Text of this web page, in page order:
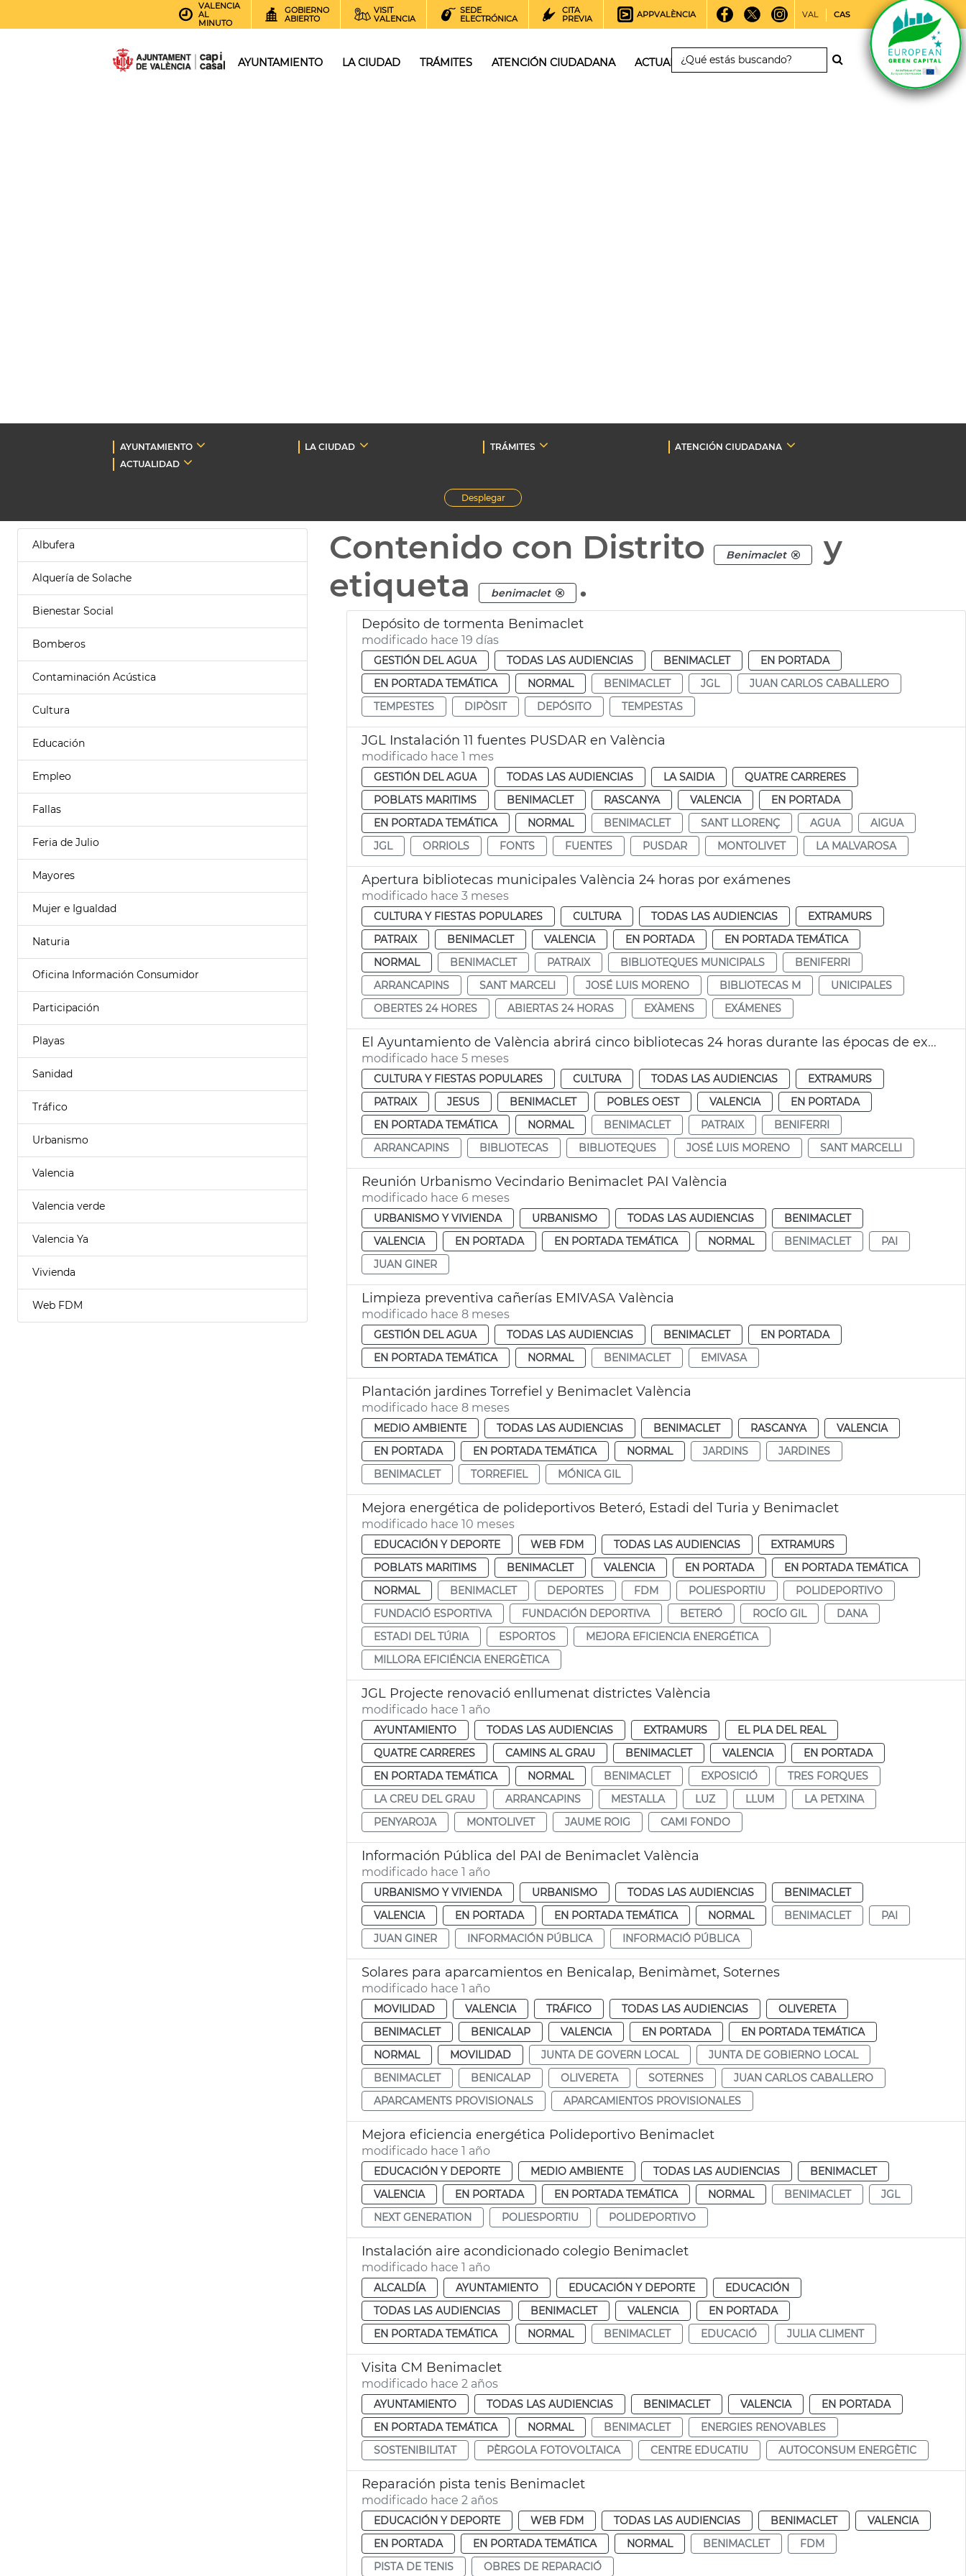
VALENCIA
AL
MINUTO
GOBIERNO
ABIERTO
VISIT
VALENCIA
SEDE
ELECTRÓNICA
CITA
PREVIA
APPVALÈNCIA VAL CAS
AYUNTAMIENTO LA CIUDAD TRÁMITES ATENCIÓN CIUDADANA ACTUALIDAD
AYUNTAMIENTO LA CIUDAD TRÁMITES
ATENCIÓN CIUDADANA
ACTUALIDAD
Desplegar
Albufera
Alquería de Solache
Bienestar Social
Bomberos
Contaminación Acústica
Cultura
Educación
Empleo
Fallas
Feria de Julio
Mayores
Mujer e Igualdad
Naturia
Oficina Información Consumidor
Participación
Playas
Sanidad
Tráfico
Urbanismo
Valencia
Valencia verde
Valencia Ya
Vivienda
Web FDM
Contenido con Distrito Benimaclet
y
etiqueta
benimaclet .
Depósito de tormenta Benimaclet
modificado hace 19 días
GESTIÓN DEL AGUA TODAS LAS AUDIENCIAS BENIMACLET
EN PORTADA
EN PORTADA TEMÁTICA
NORMAL BENIMACLET JGL
JUAN CARLOS CABALLERO
TEMPESTES
DIPÒSIT DEPÓSITO TEMPESTAS
JGL Instalación 11 fuentes PUSDAR en València
modificado hace 1 mes
GESTIÓN DEL AGUA TODAS LAS AUDIENCIAS LA SAIDIA
QUATRE CARRERES
POBLATS MARITIMS
BENIMACLET RASCANYA VALENCIA
EN PORTADA
EN PORTADA TEMÁTICA
NORMAL BENIMACLET SANT LLORENÇ AGUA
AIGUA
JGL
ORRIOLS FONTS FUENTES PUSDAR MONTOLIVET LA MALVAROSA
Apertura bibliotecas municipales València 24 horas por exámenes
modificado hace 3 meses
CULTURA Y FIESTAS POPULARES CULTURA TODAS LAS AUDIENCIAS
EXTRAMURS
PATRAIX
BENIMACLET VALENCIA EN PORTADA
EN PORTADA TEMÁTICA
NORMAL
BENIMACLET PATRAIX BIBLIOTEQUES MUNICIPALS
BENIFERRI
ARRANCAPINS
SANT MARCELI JOSÉ LUIS MORENO BIBLIOTECAS M
UNICIPALES
OBERTES 24 HORES
ABIERTAS 24 HORAS EXÀMENS EXÁMENES
El Ayuntamiento de València abrirá cinco bibliotecas 24 horas durante las épocas de exámenes
modificado hace 5 meses
CULTURA Y FIESTAS POPULARES CULTURA TODAS LAS AUDIENCIAS
EXTRAMURS
PATRAIX
JESUS BENIMACLET POBLES OEST VALENCIA
EN PORTADA
EN PORTADA TEMÁTICA
NORMAL BENIMACLET PATRAIX
BENIFERRI
ARRANCAPINS
BIBLIOTECAS BIBLIOTEQUES JOSÉ LUIS MORENO SANT MARCELLI
Reunión Urbanismo Vecindario Benimaclet PAI València
modificado hace 6 meses
URBANISMO Y VIVIENDA URBANISMO TODAS LAS AUDIENCIAS
BENIMACLET
VALENCIA
EN PORTADA EN PORTADA TEMÁTICA NORMAL BENIMACLET
PAI
JUAN GINER
Limpieza preventiva cañerías EMIVASA València
modificado hace 8 meses
GESTIÓN DEL AGUA TODAS LAS AUDIENCIAS BENIMACLET
EN PORTADA
EN PORTADA TEMÁTICA
NORMAL BENIMACLET EMIVASA
Plantación jardines Torrefiel y Benimaclet València
modificado hace 8 meses
MEDIO AMBIENTE TODAS LAS AUDIENCIAS BENIMACLET RASCANYA
VALENCIA
EN PORTADA
EN PORTADA TEMÁTICA NORMAL JARDINS
JARDINES
BENIMACLET
TORREFIEL MÓNICA GIL
Mejora energética de polideportivos Beteró, Estadi del Turia y Benimaclet
modificado hace 10 meses
EDUCACIÓN Y DEPORTE WEB FDM TODAS LAS AUDIENCIAS
EXTRAMURS
POBLATS MARITIMS
BENIMACLET VALENCIA EN PORTADA
EN PORTADA TEMÁTICA
NORMAL
BENIMACLET DEPORTES FDM POLIESPORTIU
POLIDEPORTIVO
FUNDACIÓ ESPORTIVA
FUNDACIÓN DEPORTIVA BETERÓ ROCÍO GIL
DANA
ESTADI DEL TÚRIA
ESPORTOS
MEJORA EFICIENCIA ENERGÉTICA
MILLORA EFICIÉNCIA ENERGÈTICA
JGL Projecte renovació enllumenat districtes València
modificado hace 1 año
AYUNTAMIENTO TODAS LAS AUDIENCIAS EXTRAMURS
EL PLA DEL REAL
QUATRE CARRERES
CAMINS AL GRAU BENIMACLET VALENCIA
EN PORTADA
EN PORTADA TEMÁTICA
NORMAL BENIMACLET EXPOSICIÓ
TRES FORQUES
LA CREU DEL GRAU
ARRANCAPINS MESTALLA LUZ LLUM
LA PETXINA
PENYAROJA
MONTOLIVET JAUME ROIG CAMI FONDO
Información Pública del PAI de Benimaclet València
modificado hace 1 año
URBANISMO Y VIVIENDA URBANISMO TODAS LAS AUDIENCIAS
BENIMACLET
VALENCIA
EN PORTADA EN PORTADA TEMÁTICA NORMAL BENIMACLET
PAI
JUAN GINER
INFORMACIÓN PÚBLICA INFORMACIÓ PÚBLICA
Solares para aparcamientos en Benicalap, Benimàmet, Soternes
modificado hace 1 año
MOVILIDAD VALENCIA TRÁFICO TODAS LAS AUDIENCIAS
OLIVERETA
BENIMACLET
BENICALAP VALENCIA EN PORTADA
EN PORTADA TEMÁTICA
NORMAL
MOVILIDAD JUNTA DE GOVERN LOCAL
JUNTA DE GOBIERNO LOCAL
BENIMACLET
BENICALAP OLIVERETA SOTERNES
JUAN CARLOS CABALLERO
APARCAMENTS PROVISIONALS
APARCAMIENTOS PROVISIONALES
Mejora eficiencia energética Polideportivo Benimaclet
modificado hace 1 año
EDUCACIÓN Y DEPORTE MEDIO AMBIENTE TODAS LAS AUDIENCIAS
BENIMACLET
VALENCIA
EN PORTADA EN PORTADA TEMÁTICA NORMAL BENIMACLET
JGL
NEXT GENERATION
POLIESPORTIU POLIDEPORTIVO
Instalación aire acondicionado colegio Benimaclet
modificado hace 1 año
ALCALDÍA AYUNTAMIENTO EDUCACIÓN Y DEPORTE
EDUCACIÓN
TODAS LAS AUDIENCIAS
BENIMACLET VALENCIA
EN PORTADA
EN PORTADA TEMÁTICA
NORMAL BENIMACLET EDUCACIÓ JULIA CLIMENT
Visita CM Benimaclet
modificado hace 2 años
AYUNTAMIENTO TODAS LAS AUDIENCIAS BENIMACLET VALENCIA
EN PORTADA
EN PORTADA TEMÁTICA
NORMAL BENIMACLET
ENERGIES RENOVABLES
SOSTENIBILITAT
PÈRGOLA FOTOVOLTAICA CENTRE EDUCATIU AUTOCONSUM ENERGÈTIC
Reparación pista tenis Benimaclet
modificado hace 2 años
EDUCACIÓN Y DEPORTE WEB FDM TODAS LAS AUDIENCIAS BENIMACLET
VALENCIA
EN PORTADA
EN PORTADA TEMÁTICA NORMAL BENIMACLET
FDM
PISTA DE TENIS
OBRES DE REPARACIÓ